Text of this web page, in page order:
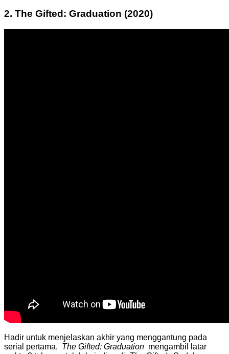
2. The Gifted: Graduation (2020)
Hadir untuk menjelaskan akhir yang menggantung pada
serial pertama, The Gifted: Graduation mengambil latar